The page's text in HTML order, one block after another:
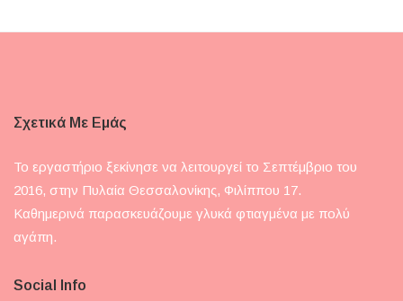
Σχετικά Με Εμάς
Το εργαστήριο ξεκίνησε να λειτουργεί το Σεπτέμβριο του
2016, στην Πυλαία Θεσσαλονίκης, Φιλίππου 17.
Καθημερινά παρασκευάζουμε γλυκά φτιαγμένα με πολύ
αγάπη.
Social Info